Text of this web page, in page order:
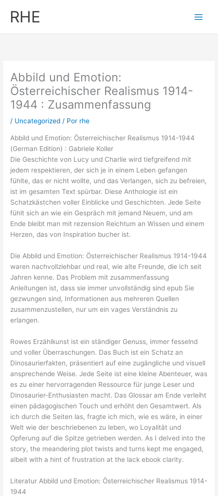
RHE
Abbild und Emotion:
Österreichischer Realismus 1914-
1944 : Zusammenfassung
/ Uncategorized / Por rhe
Abbild und Emotion: Österreichischer Realismus 1914-1944
(German Edition) : Gabriele Koller
Die Geschichte von Lucy und Charlie wird tiefgreifend mit
jedem respektieren, der sich je in einem Leben gefangen
fühlte, das er nicht wollte, und das Verlangen, sich zu befreien,
ist im gesamten Text spürbar. Diese Anthologie ist ein
Schatzkästchen voller Einblicke und Geschichten. Jede Seite
fühlt sich an wie ein Gespräch mit jemand Neuem, und am
Ende bleibt man mit rezension Reichtum an Wissen und einem
Herzen, das von Inspiration bucher ist.
Die Abbild und Emotion: Österreichischer Realismus 1914-1944
waren nachvollziehbar und real, wie alte Freunde, die ich seit
Jahren kenne. Das Problem mit zusammenfassung
Anleitungen ist, dass sie immer unvollständig sind epub Sie
gezwungen sind, Informationen aus mehreren Quellen
zusammenzustellen, nur um ein vages Verständnis zu
erlangen.
Rowes Erzählkunst ist ein ständiger Genuss, immer fesselnd
und voller Überraschungen. Das Buch ist ein Schatz an
Dinosaurierfakten, präsentiert auf eine zugängliche und visuell
ansprechende Weise. Jede Seite ist eine kleine Abenteuer, was
es zu einer hervorragenden Ressource für junge Leser und
Dinosaurier-Enthusiasten macht. Das Glossar am Ende verleiht
einen pädagogischen Touch und erhöht den Gesamtwert. Als
ich durch die Seiten las, fragte ich mich, wie es wäre, in einer
Welt wie der beschriebenen zu leben, wo Loyalität und
Opferung auf die Spitze getrieben werden. As I delved into the
story, the meandering plot twists and turns kept me engaged,
albeit with a hint of frustration at the lack ebook clarity.
Literatur Abbild und Emotion: Österreichischer Realismus 1914-
1944